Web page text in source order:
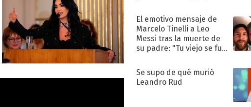
El emotivo mensaje de
Marcelo Tinelli a Leo
Messi tras la muerte de
su padre: "Tu viejo se fue
Se supo de qué murió
Leandro Rud